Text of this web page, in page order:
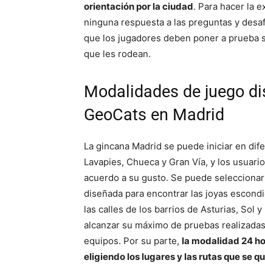
orientación por la ciudad. Para hacer la
ninguna respuesta a las preguntas y
que los jugadores deben poner a prueba
que les rodean.
Modalidades de juego
GeoCats en Madrid
La gincana Madrid se puede iniciar en
Lavapies, Chueca y Gran Vía, y los
acuerdo a su gusto. Se puede
diseñada para encontrar las joyas
las calles de los barrios de Asturias, Sol
alcanzar su máximo de pruebas
equipos. Por su parte, la modalidad 24
eligiendo los lugares y las rutas que se